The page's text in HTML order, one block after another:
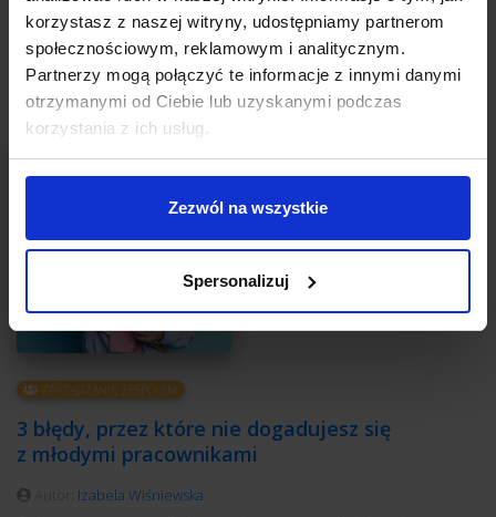
korzystasz z naszej witryny, udostępniamy partnerom
społecznościowym, reklamowym i analitycznym.
Partnerzy mogą połączyć te informacje z innymi danymi
otrzymanymi od Ciebie lub uzyskanymi podczas
korzystania z ich usług.
Zezwól na wszystkie
Spersonalizuj
ZARZĄDZANIE ZESPOŁEM
3 błędy, przez które nie dogadujesz się
z młodymi pracownikami
Izabela Wiśniewska